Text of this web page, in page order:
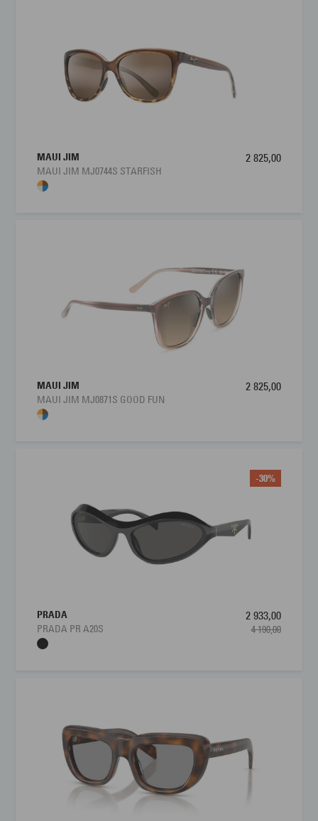
MAUI JIM
MAUI JIM MJ0744S STARFISH
2 825,00
MAUI JIM
MAUI JIM MJ0871S GOOD FUN
2 825,00
-30%
PRADA
PRADA PR A20S
2 933,00
4 190,00